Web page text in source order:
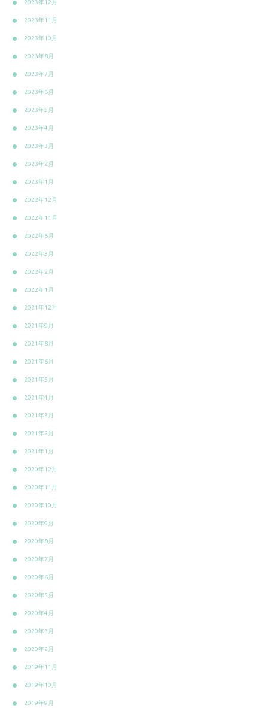
2023年12月
2023年11月
2023年10月
2023年8月
2023年7月
2023年6月
2023年5月
2023年4月
2023年3月
2023年2月
2023年1月
2022年12月
2022年11月
2022年6月
2022年3月
2022年2月
2022年1月
2021年12月
2021年9月
2021年8月
2021年6月
2021年5月
2021年4月
2021年3月
2021年2月
2021年1月
2020年12月
2020年11月
2020年10月
2020年9月
2020年8月
2020年7月
2020年6月
2020年5月
2020年4月
2020年3月
2020年2月
2019年11月
2019年10月
2019年9月